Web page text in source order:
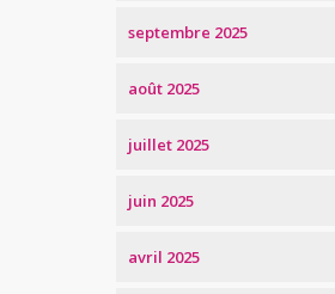
septembre 2025
août 2025
juillet 2025
juin 2025
avril 2025